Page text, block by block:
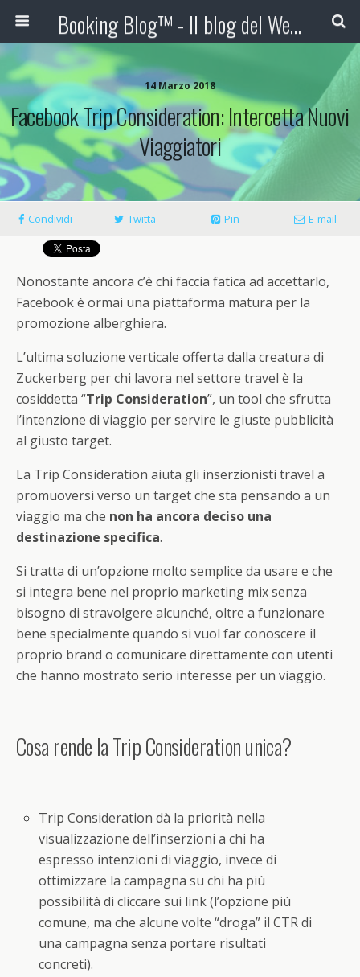
Booking Blog™ - Il blog del Web Marketing Turistico
14 Marzo 2018
Facebook Trip Consideration: Intercetta Nuovi
Viaggiatori
Condividi Twitta Pin E-mail
Nonostante ancora c’è chi faccia fatica ad accettarlo,
Facebook è ormai una piattaforma matura per la
promozione alberghiera.
L’ultima soluzione verticale offerta dalla creatura di
Zuckerberg per chi lavora nel settore travel è la
cosiddetta “Trip Consideration”, un tool che sfrutta
l’intenzione di viaggio per servire le giuste pubblicità
al giusto target.
La Trip Consideration aiuta gli inserzionisti travel a
promuoversi verso un target che sta pensando a un
viaggio ma che non ha ancora deciso una
destinazione specifica.
Si tratta di un’opzione molto semplice da usare e che
si integra bene nel proprio marketing mix senza
bisogno di stravolgere alcunché, oltre a funzionare
bene specialmente quando si vuol far conoscere il
proprio brand o comunicare direttamente con utenti
che hanno mostrato serio interesse per un viaggio.
Cosa rende la Trip Consideration unica?
Trip Consideration dà la priorità nella
visualizzazione dell’inserzioni a chi ha
espresso intenzioni di viaggio, invece di
ottimizzare la campagna su chi ha più
possibilità di cliccare sui link (l’opzione più
comune, ma che alcune volte “droga” il CTR di
una campagna senza portare risultati
concreti).